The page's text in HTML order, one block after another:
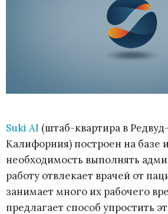
Suki AI (штаб-квартира в
Калифорния) построен на базе
необходимость выполнять
работу отвлекает врачей от
занимает много их рабочего
предлагает способ упростить